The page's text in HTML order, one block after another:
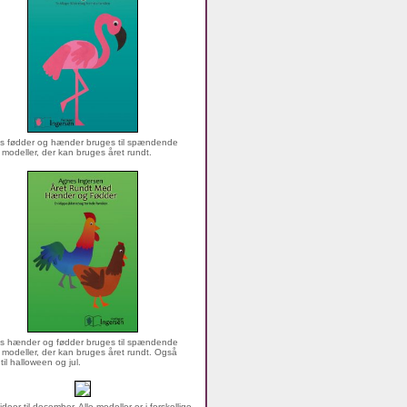
fødder og hænder bruges til spændende
der kan bruges året rundt.
hænder og fødder bruges til spændende
der kan bruges året rundt. Også
halloween og jul.